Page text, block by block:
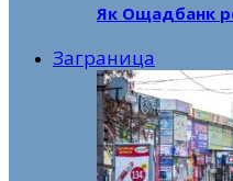
Як Ощадбанк
Заграница